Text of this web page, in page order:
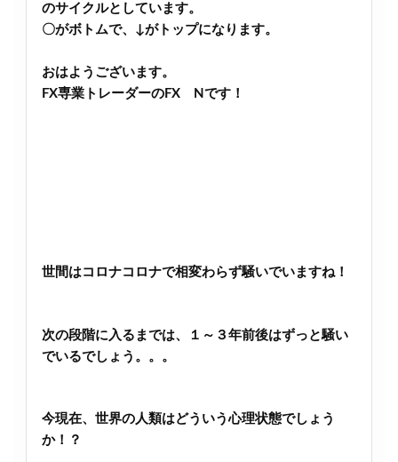
のサイクルとしています。
〇がボトムで、↓がトップになります。
おはようございます。
FX専業トレーダーのFX Nです！
世間はコロナコロナで相変わらず騒いでいますね！
次の段階に入るまでは、１～３年前後はずっと騒い
でいるでしょう。。。
今現在、世界の人類はどういう心理状態でしょう
か！？